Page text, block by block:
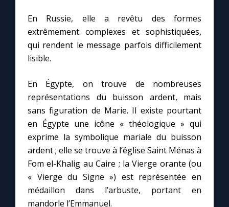
En Russie, elle a revêtu des formes
extrêmement complexes et sophistiquées,
qui rendent le message parfois difficilement
lisible.
En Égypte, on trouve de nombreuses
représentations du buisson ardent, mais
sans figuration de Marie. Il existe pourtant
en Égypte une icône « théologique » qui
exprime la symbolique mariale du buisson
ardent ; elle se trouve à l’église Saint Ménas à
Fom el-Khalig au Caire ; la Vierge orante (ou
« Vierge du Signe ») est représentée en
médaillon dans l’arbuste, portant en
mandorle l’Emmanuel.